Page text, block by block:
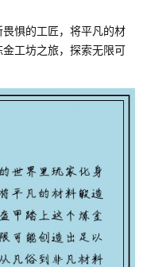
惧的工匠，将平凡的材
工坊之旅，探索无限可